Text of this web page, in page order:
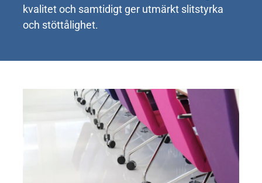
kvalitet och samtidigt ger utmärkt slitstyrka
och stöttålighet.